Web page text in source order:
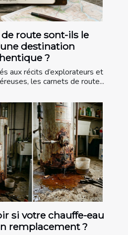
route sont-ils le
destination
?
aux récits d’explorateurs et
les carnets de route...
si votre chauffe-eau
remplacement ?